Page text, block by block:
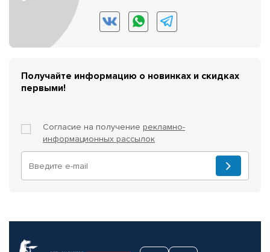
Получайте информацию о новинках и скидках
первыми!
Согласие на получение рекламно-
информационных рассылок